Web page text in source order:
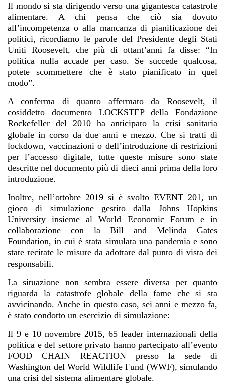
Il mondo si sta dirigendo verso una gigantesca catastrofe
alimentare. A chi pensa che ciò sia dovuto
all’incompetenza o alla mancanza di pianificazione dei
politici, ricordiamo le parole del Presidente degli Stati
Uniti Roosevelt, che più di ottant’anni fa disse: “In
politica nulla accade per caso. Se succede qualcosa,
potete scommettere che è stato pianificato in quel
modo”.
A conferma di quanto affermato da Roosevelt, il
cosiddetto documento LOCKSTEP della Fondazione
Rockefeller del 2010 ha anticipato la crisi sanitaria
globale in corso da due anni e mezzo. Che si tratti di
lockdown, vaccinazioni o dell’introduzione di restrizioni
per l’accesso digitale, tutte queste misure sono state
descritte nel documento più di dieci anni prima della loro
introduzione.
Inoltre, nell’ottobre 2019 si è svolto EVENT 201, un
gioco di simulazione gestito dalla Johns Hopkins
University insieme al World Economic Forum e in
collaborazione con la Bill and Melinda Gates
Foundation, in cui è stata simulata una pandemia e sono
state recitate le misure da adottare dal punto di vista dei
responsabili.
La situazione non sembra essere diversa per quanto
riguarda la catastrofe globale della fame che si sta
avvicinando. Anche in questo caso, sei anni e mezzo fa,
è stato condotto un esercizio di simulazione:
Il 9 e 10 novembre 2015, 65 leader internazionali della
politica e del settore privato hanno partecipato all’evento
FOOD CHAIN REACTION presso la sede di
Washington del World Wildlife Fund (WWF), simulando
una crisi del sistema alimentare globale.